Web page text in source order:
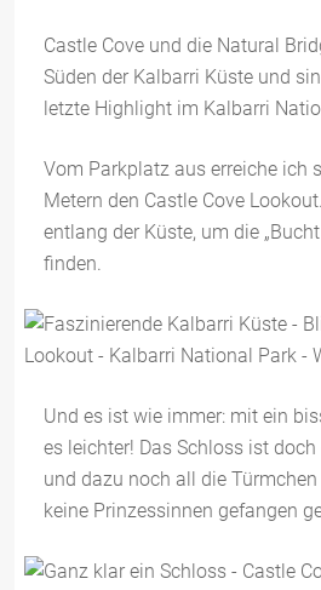
Castle Cove und die Natural
Süden der Kalbarri Küste und
letzte Highlight im Kalbarri
Vom Parkplatz aus erreiche ich
Metern den Castle Cove
entlang der Küste, um die
finden.
Und es ist wie immer: mit ein
es leichter! Das Schloss ist
und dazu noch all die
keine Prinzessinnen gefangen